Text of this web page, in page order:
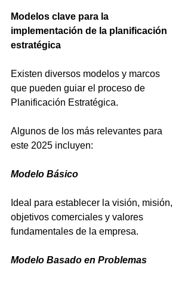
Modelos clave para la
implementación de la planificación
estratégica
Existen diversos modelos y marcos
que pueden guiar el proceso de
Planificación Estratégica.
Algunos de los más relevantes para
este 2025 incluyen:
Modelo Básico
Ideal para establecer la visión, misión,
objetivos comerciales y valores
fundamentales de la empresa.
Modelo Basado en Problemas